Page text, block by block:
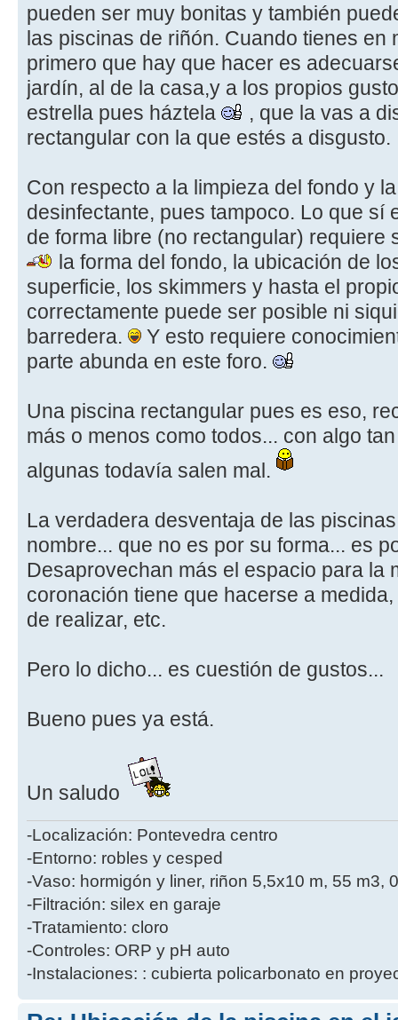
pueden ser muy bonitas y también
las piscinas de riñón. Cuando tienes en
primero que hay que hacer es
jardín, al de la casa,y a los propios
estrella pues háztela
, que la vas a
rectangular con la que estés a disgusto.
Con respecto a la limpieza del fondo y
desinfectante, pues tampoco. Lo que sí
de forma libre (no rectangular) requiere
la forma del fondo, la ubicación de
superficie, los skimmers y hasta el
correctamente puede ser posible ni
barredera.
Y esto requiere
parte abunda en este foro.
Una piscina rectangular pues es eso,
más o menos como todos... con algo
algunas todavía salen mal.
La verdadera desventaja de las
nombre... que no es por su forma... es
Desaprovechan más el espacio para la
coronación tiene que hacerse a
de realizar, etc.
Pero lo dicho... es cuestión de gustos...
Bueno pues ya está.
Un saludo
-Localización: Pontevedra centro
-Entorno: robles y cesped
-Vaso: hormigón y liner, riñon 5,5x10 m, 55 m3,
-Filtración: silex en garaje
-Tratamiento: cloro
-Controles: ORP y pH auto
-Instalaciones: : cubierta policarbonato en